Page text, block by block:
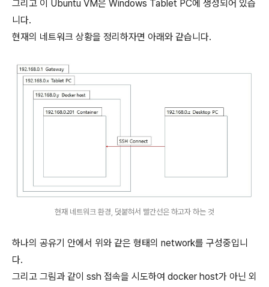
그리고 이 Ubuntu VM은 Windows Tablet PC에 생성되어 있습
니다.
현재의 네트워크 상황을 정리하자면 아래와 같습니다.
현재 네트워크 환경, 덧붙혀서 빨간선은 하고자 하는 것
하나의 공유기 안에서 위와 같은 형태의 network를 구성중입니
다.
그리고 그림과 같이 ssh 접속을 시도하여 docker host가 아닌 외